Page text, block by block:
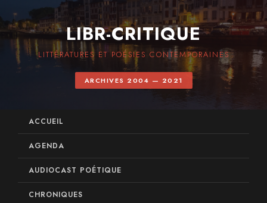
LIBR-CRITIQUE
LITTÉRATURES ET POÉSIES CONTEMPORAINES
ARCHIVES 2004 — 2021
ACCUEIL
AGENDA
AUDIOCAST POÉTIQUE
CHRONIQUES